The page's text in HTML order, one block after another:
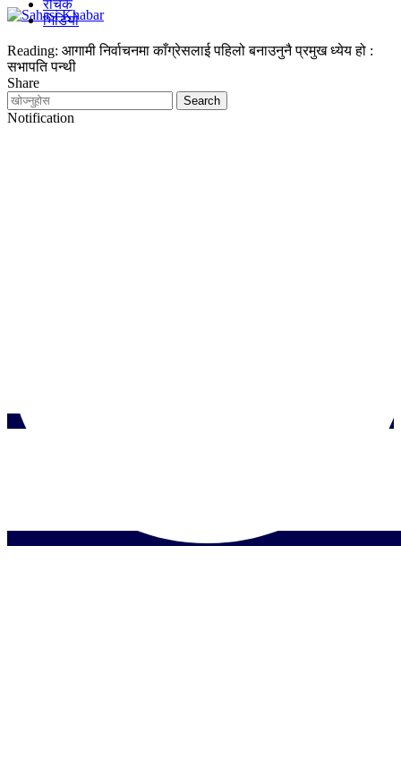
रोचक
भिडियो
Reading: आगामी निर्वाचनमा काँग्रेसलाई पहिलो बनाउनुनै प्रमुख ध्येय हो :
सभापति पन्थी
Share
Notification